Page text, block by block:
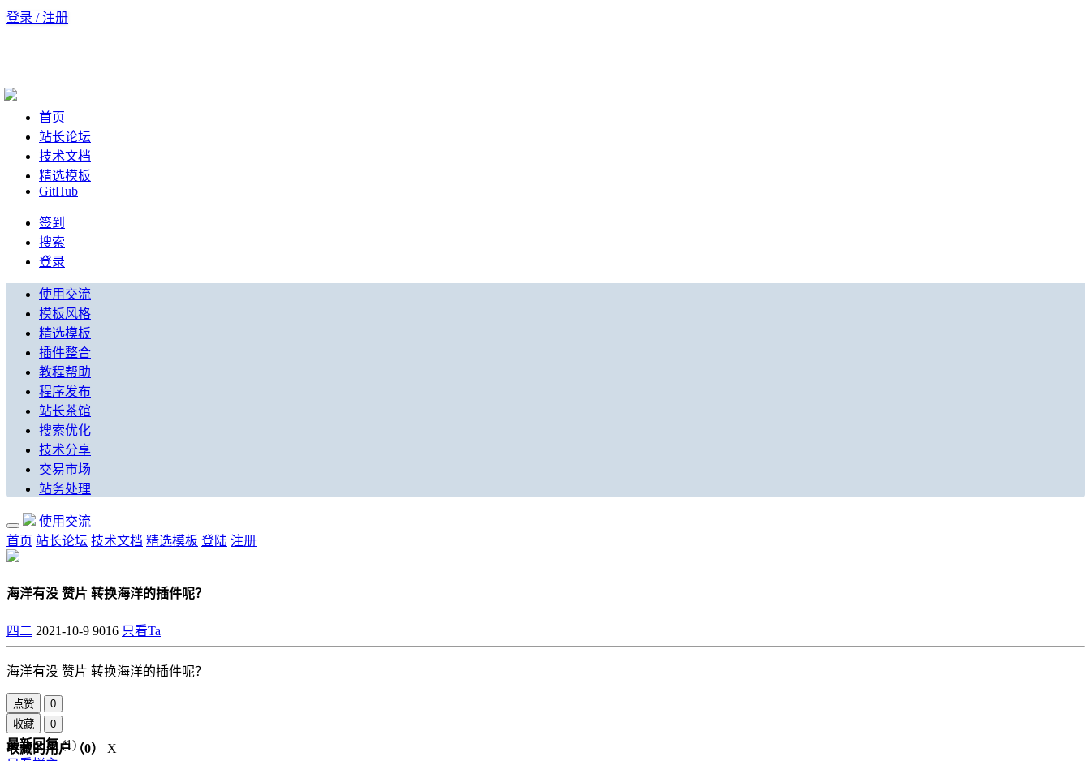
登录 / 注册
首页
站长论坛
技术文档
精选模板
GitHub
签到
搜索
登录
使用交流
模板风格
精选模板
插件整合
教程帮助
程序发布
站长茶馆
搜索优化
技术分享
交易市场
站务处理
使用交流
首页 站长论坛 技术文档 精选模板 登陆 注册
海洋有没 赞片 转换海洋的插件呢？
四二 2021-10-9 9016 只看Ta
海洋有没 赞片 转换海洋的插件呢？
点赞
0
收藏
0
收藏的用户（0）
X
最新回复(1)